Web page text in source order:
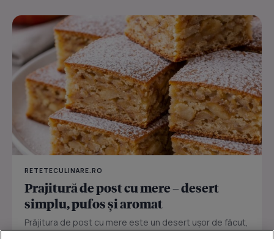
RETETECULINARE.RO
Prajitură de post cu mere – desert
simplu, pufos și aromat
Prăjitura de post cu mere este un desert ușor de făcut,
perfect pentru zilele în care vrei ceva dulce fără ouă